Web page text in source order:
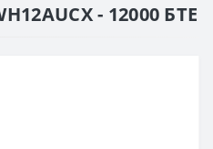
- 12000 БТЕ